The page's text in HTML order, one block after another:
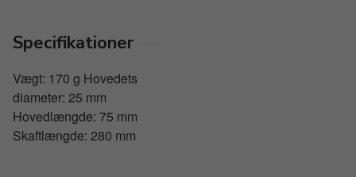
Specifikationer
Vægt: 170 g Hovedets
diameter: 25 mm
Hovedlængde: 75 mm
Skaftlængde: 280 mm